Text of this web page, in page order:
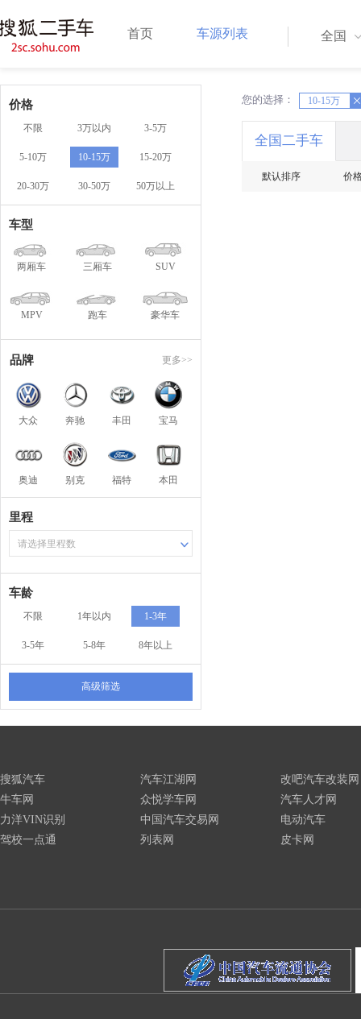
首页 车源列表 全国
价格
不限 3万以内 3-5万
5-10万 10-15万 15-20万
20-30万 30-50万 50万以上
车型
两厢车 三厢车 SUV
MPV 跑车 豪华车
品牌 更多>>
大众 奔驰 丰田 宝马
奥迪 别克 福特 本田
里程
请选择里程数
车龄
不限 1年以内 1-3年
3-5年 5-8年 8年以上
高级筛选
您的选择： 10-15万
X X
全国二手车
默认排序 价
搜狐汽车
牛车网
力洋VIN识别
驾校一点通
汽车江湖网
众悦学车网
中国汽车交易网
列表网
改吧汽车改装网
汽车人才网
电动汽车
皮卡网